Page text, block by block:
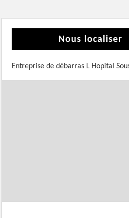
Nous localiser
Entreprise de débarras L Hopital